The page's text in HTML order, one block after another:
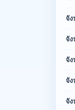
จั
จั
จั
จั
จั